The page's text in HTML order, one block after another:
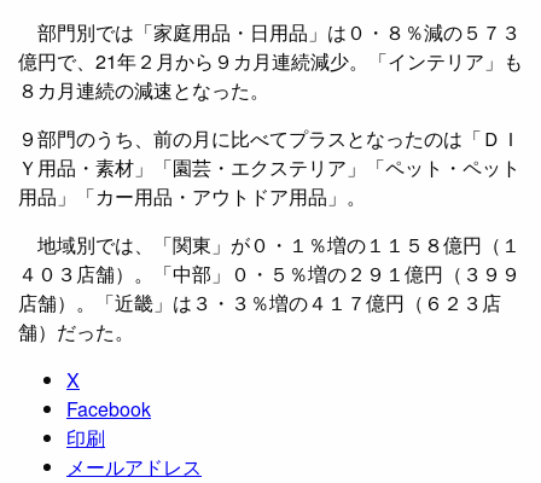
部門別では「家庭用品・日用品」は０・８％減の５７３
億円で、21年２月から９カ月連続減少。「インテリア」も
８カ月連続の減速となった。
９部門のうち、前の月に比べてプラスとなったのは「ＤＩ
Ｙ用品・素材」「園芸・エクステリア」「ペット・ペット
用品」「カー用品・アウトドア用品」。
地域別では、「関東」が０・１％増の１１５８億円（１
４０３店舗）。「中部」０・５％増の２９１億円（３９９
店舗）。「近畿」は３・３％増の４１７億円（６２３店
舗）だった。
X
Facebook
印刷
メールアドレス